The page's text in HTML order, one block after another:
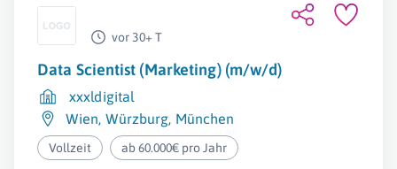
vor 30+ T
Data Scientist (Marketing) (m/w/d)
xxxldigital
Wien, Würzburg, München
Vollzeit ab 60.000€ pro Jahr